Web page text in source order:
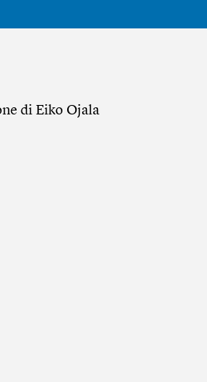
di Eiko Ojala